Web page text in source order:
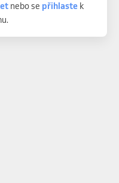
nebo se přihlastek